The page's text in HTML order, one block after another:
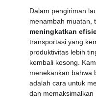
Dalam pengiriman
menambah muatan,
meningkatkan
transportasi yang
produktivitas lebih
kembali kosong.
menekankan bahwa
adalah cara untuk
dan memaksimalkan